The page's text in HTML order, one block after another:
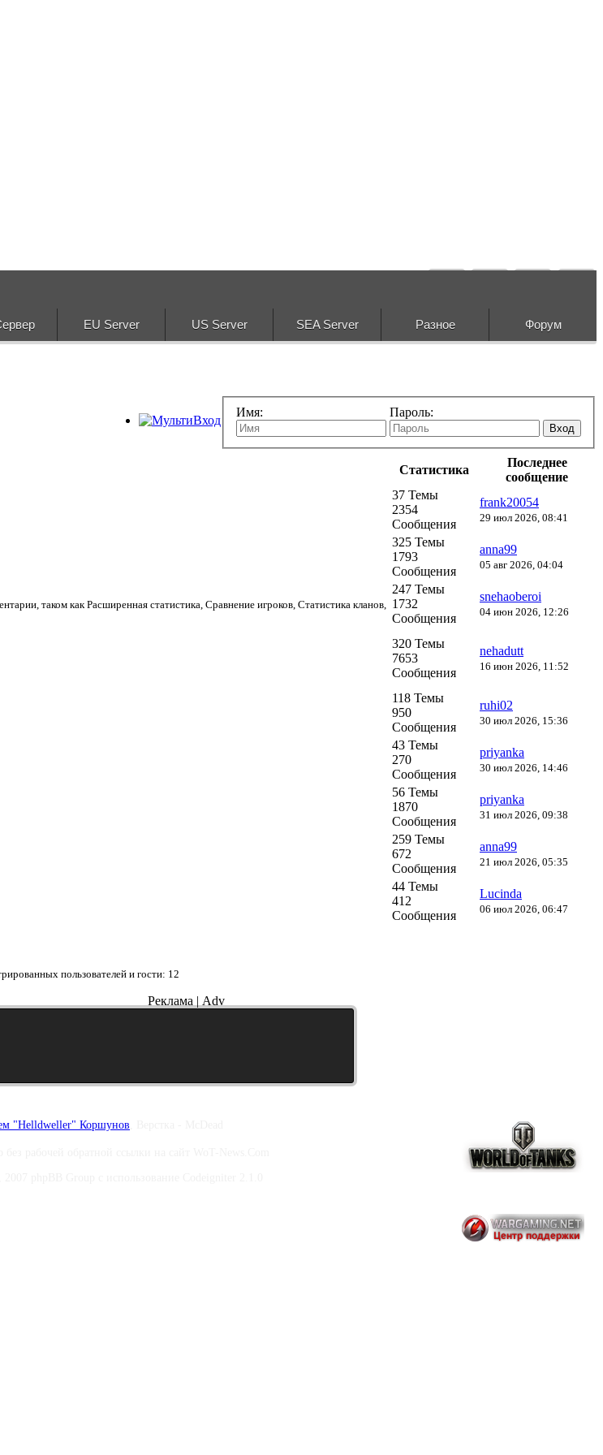
EU Server US Server SEA Server Разное Форум
Имя: Пароль:
Вход
Статистика
Последнее
сообщение
37 Темы
2354
Сообщения
frank20054
29 июл 2026, 08:41
325 Темы
1793
Сообщения
anna99
05 авг 2026, 04:04
таком как Расширенная статистика, Сравнение игроков, Статистика кланов,
247 Темы
1732
Сообщения
snehaoberoi
04 июн 2026, 12:26
320 Темы
7653
Сообщения
nehadutt
16 июн 2026, 11:52
118 Темы
950
Сообщения
ruhi02
30 июл 2026, 15:36
43 Темы
270
Сообщения
priyanka
30 июл 2026, 14:46
56 Темы
1870
Сообщения
priyanka
31 июл 2026, 09:38
259 Темы
672
Сообщения
anna99
21 июл 2026, 05:35
44 Темы
412
Сообщения
Lucinda
06 июл 2026, 06:47
пользователей и гости: 12
Реклама | Adv
"Helldweller" Коршунов